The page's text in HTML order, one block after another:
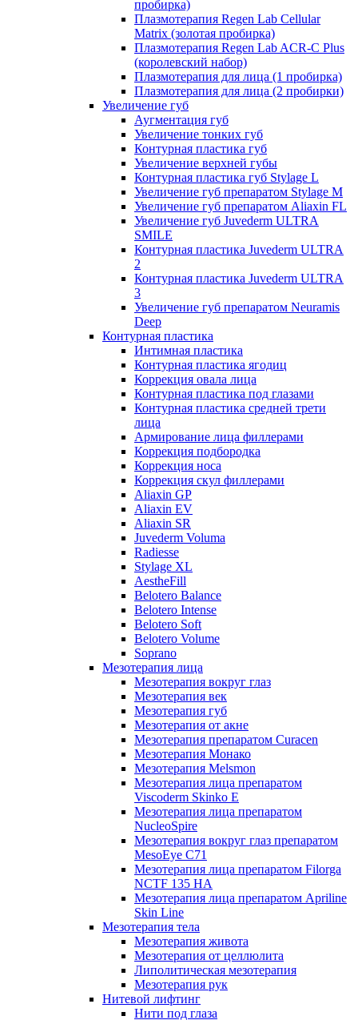
пробирка)
Плазмотерапия Regen Lab Cellular
Matrix (золотая пробирка)
Плазмотерапия Regen Lab ACR-C Plus
(королевский набор)
Плазмотерапия для лица (1 пробирка)
Плазмотерапия для лица (2 пробирки)
Увеличение губ
Аугментация губ
Увеличение тонких губ
Контурная пластика губ
Увеличение верхней губы
Контурная пластика губ Stylage L
Увеличение губ препаратом Stylage M
Увеличение губ препаратом Aliaxin FL
Увеличение губ Juvederm ULTRA
SMILE
Контурная пластика Juvederm ULTRA
2
Контурная пластика Juvederm ULTRA
3
Увеличение губ препаратом Neuramis
Deep
Контурная пластика
Интимная пластика
Контурная пластика ягодиц
Коррекция овала лица
Контурная пластика под глазами
Контурная пластика средней трети
лица
Армирование лица филлерами
Коррекция подбородка
Коррекция носа
Коррекция скул филлерами
Aliaxin GP
Aliaxin EV
Aliaxin SR
Juvederm Voluma
Radiesse
Stylage XL
AestheFill
Belotero Balance
Belotero Intense
Belotero Soft
Belotero Volume
Soprano
Мезотерапия лица
Мезотерапия вокруг глаз
Мезотерапия век
Мезотерапия губ
Мезотерапия от акне
Мезотерапия препаратом Curacen
Мезотерапия Монако
Мезотерапия Melsmon
Мезотерапия лица препаратом
Viscoderm Skinko E
Мезотерапия лица препаратом
NucleoSpire
Мезотерапия вокруг глаз препаратом
MesoEye С71
Мезотерапия лица препаратом Filorga
NCTF 135 HA
Мезотерапия лица препаратом Apriline
Skin Line
Мезотерапия тела
Мезотерапия живота
Мезотерапия от целлюлита
Липолитическая мезотерапия
Мезотерапия рук
Нитевой лифтинг
Нити под глаза